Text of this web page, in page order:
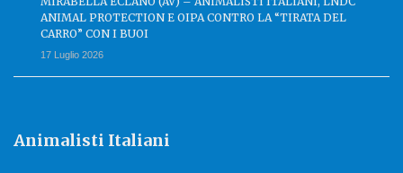
ANIMAL PROTECTION E OIPA CONTRO LA “TIRATA DEL
CARRO” CON I BUOI
17 Luglio 2026
Animalisti Italiani